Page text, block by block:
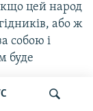
цей народ
або ж
собою і
буде